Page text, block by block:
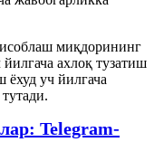
миқдорининг
ахлоқ тузатиш
уч йилгача
Telegram-